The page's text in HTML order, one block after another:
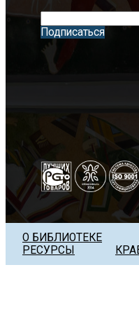
Подписаться
О БИБЛИОТЕКЕ
РЕСУРСЫ